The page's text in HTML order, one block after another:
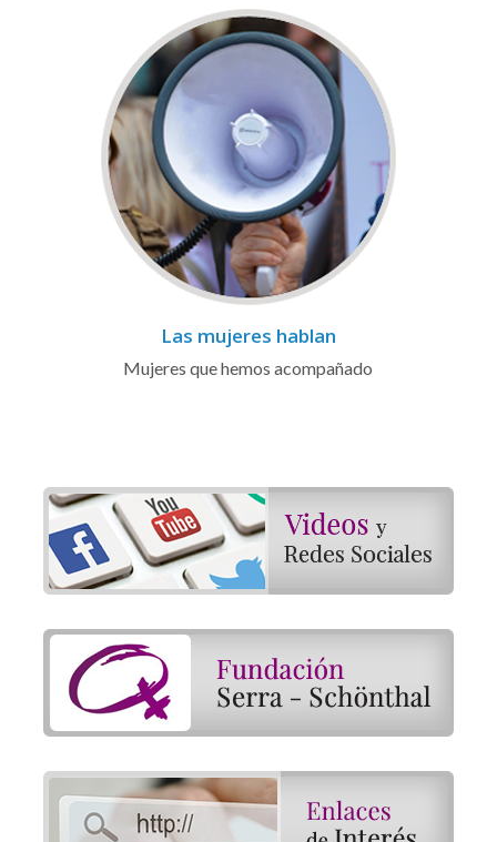
Las mujeres hablan
Mujeres que hemos acompañado